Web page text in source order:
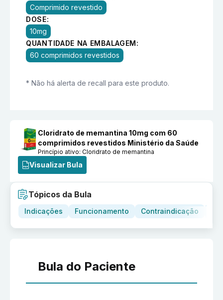
Comprimido revestido
DOSE:
10mg
QUANTIDADE NA EMBALAGEM:
60 comprimidos revestidos
* Não há alerta de recall para este produto.
Cloridrato de memantina 10mg com 60
comprimidos revestidos Ministério da Saúde
Princípio ativo:Cloridrato de memantina
Visualizar Bula
Tópicos da Bula
Indicações Funcionamento Contraindicação
Bula do Paciente